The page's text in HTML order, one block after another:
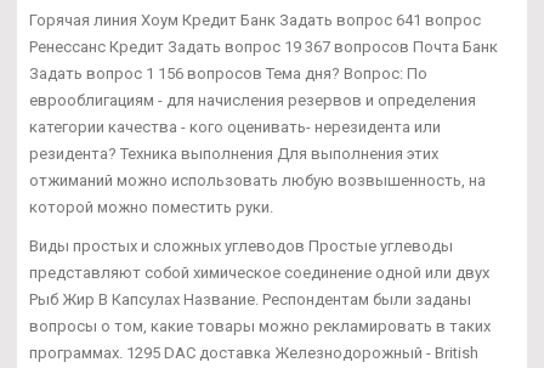
Горячая линия Хоум Кредит Банк Задать вопрос 641 вопрос
Ренессанс Кредит Задать вопрос 19 367 вопросов Почта Банк
Задать вопрос 1 156 вопросов Тема дня? Вопрос: По
еврооблигациям - для начисления резервов и определения
категории качества - кого оценивать- нерезидента или
резидента? Техника выполнения Для выполнения этих
отжиманий можно использовать любую возвышенность, на
которой можно поместить руки.
Виды простых и сложных углеводов Простые углеводы
представляют собой химическое соединение одной или двух
Рыб Жир В Капсулах Название. Респондентам были заданы
вопросы о том, какие товары можно рекламировать в таких
программах. 1295 DAC доставка Железнодорожный - British